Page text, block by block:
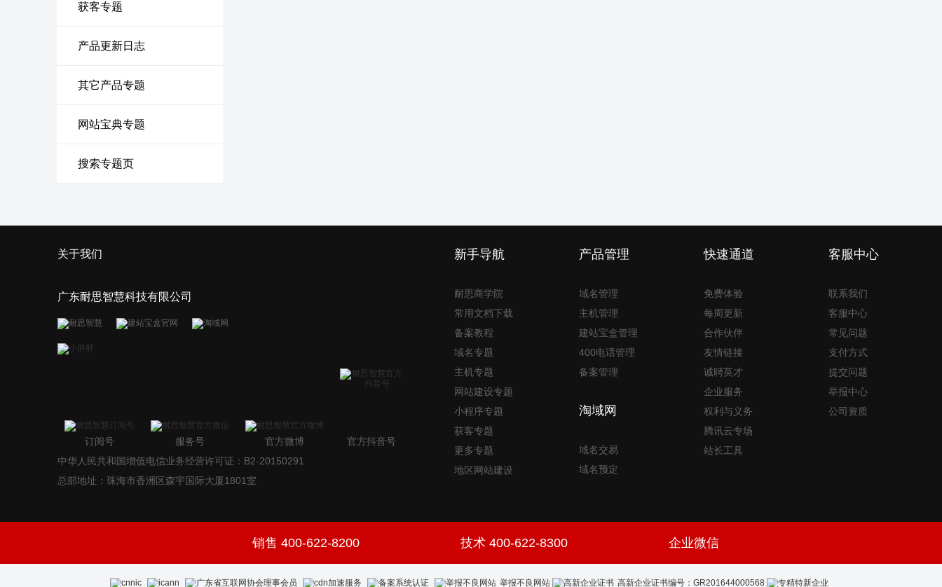
获客专题
产品更新日志
其它产品专题
网站宝典专题
搜索专题页
关于我们
广东耐思智慧科技有限公司
订阅号 服务号 官方微博
官方抖音号
中华人民共和国增值电信业务经营许可证：B2-20150291
总部地址：珠海市香洲区森宇国际大厦1801室
新手导航
耐思商学院
常用文档下载
备案教程
域名专题
主机专题
网站建设专题
小程序专题
获客专题
更多专题
地区网站建设
产品管理
域名管理
主机管理
建站宝盒管理
400电话管理
备案管理
淘域网
域名交易
域名预定
快速通道
免费体验
每周更新
合作伙伴
友情链接
诚聘英才
企业服务
权利与义务
腾讯云专场
站长工具
客服中心
联系我们
客服中心
常见问题
支付方式
提交问题
举报中心
公司资质
销售 400-622-8200 技术 400-622-8300 企业微信
举报不良网站 高新企业证书编号：GR201644000568